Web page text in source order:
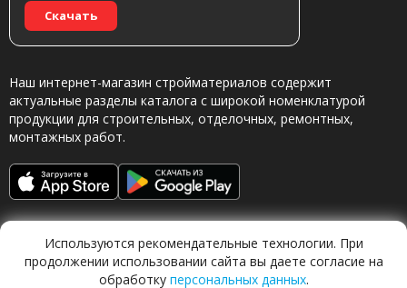
Скачать
Наш интернет-магазин стройматериалов содержит
актуальные разделы каталога с широкой номенклатурой
продукции для строительных, отделочных, ремонтных,
монтажных работ.
Обращаясь в наш магазин, вы даете согласие на
Используются рекомендательные технологии. При
продолжении использовании сайта вы даете согласие на
обработку персональных данных.